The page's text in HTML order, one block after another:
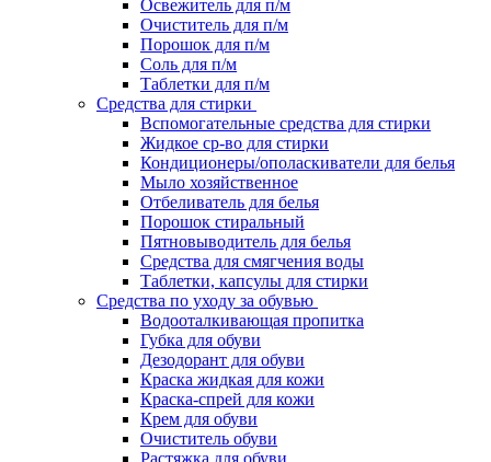
Освежитель для п/м
Очиститель для п/м
Порошок для п/м
Соль для п/м
Таблетки для п/м
Средства для стирки
Вспомогательные средства для стирки
Жидкое ср-во для стирки
Кондиционеры/ополаскиватели для белья
Мыло хозяйственное
Отбеливатель для белья
Порошок стиральный
Пятновыводитель для белья
Средства для смягчения воды
Таблетки, капсулы для стирки
Средства по уходу за обувью
Водооталкивающая пропитка
Губка для обуви
Дезодорант для обуви
Краска жидкая для кожи
Краска-спрей для кожи
Крем для обуви
Очиститель обуви
Растяжка для обуви